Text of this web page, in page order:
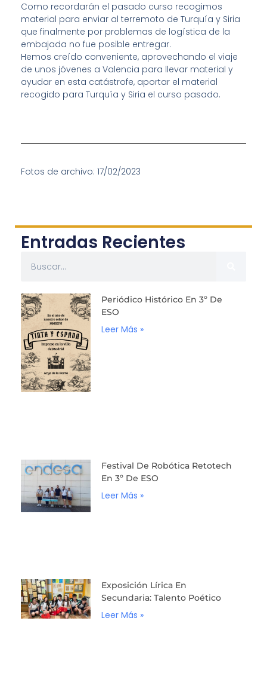
Como recordarán el pasado curso recogimos
material para enviar al terremoto de Turquía y Siria
que finalmente por problemas de logística de la
embajada no fue posible entregar.
Hemos creído conveniente, aprovechando el viaje
de unos jóvenes a Valencia para llevar material y
ayudar en esta catástrofe, aportar el material
recogido para Turquía y Siria el curso pasado.
Fotos de archivo: 17/02/2023
Entradas Recientes
Periódico Histórico En 3º De
ESO
Leer Más »
Festival De Robótica Retotech
En 3º De ESO
Leer Más »
Exposición Lírica En
Secundaria: Talento Poético
Leer Más »